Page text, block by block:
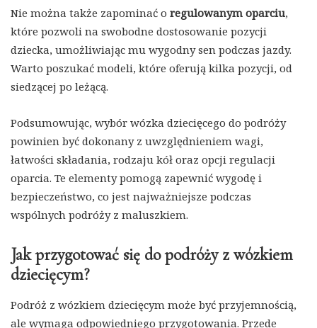
Nie można także zapominać o regulowanym oparciu,
które pozwoli na swobodne dostosowanie pozycji
dziecka, umożliwiając mu wygodny sen podczas jazdy.
Warto poszukać modeli, które oferują kilka pozycji, od
siedzącej po leżącą.
Podsumowując, wybór wózka dziecięcego do podróży
powinien być dokonany z uwzględnieniem wagi,
łatwości składania, rodzaju kół oraz opcji regulacji
oparcia. Te elementy pomogą zapewnić wygodę i
bezpieczeństwo, co jest najważniejsze podczas
wspólnych podróży z maluszkiem.
Jak przygotować się do podróży z wózkiem
dziecięcym?
Podróż z wózkiem dziecięcym może być przyjemnością,
ale wymaga odpowiedniego przygotowania. Przede